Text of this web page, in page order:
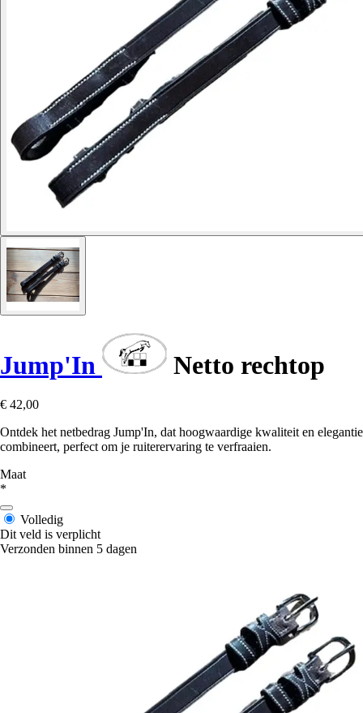
Jump'In Netto rechtop
€ 42,00
Ontdek het netbedrag Jump'In, dat hoogwaardige kwaliteit en elegantie
combineert, perfect om je ruiterervaring te verfraaien.
Maat
*
Volledig
Dit veld is verplicht
Verzonden binnen 5 dagen